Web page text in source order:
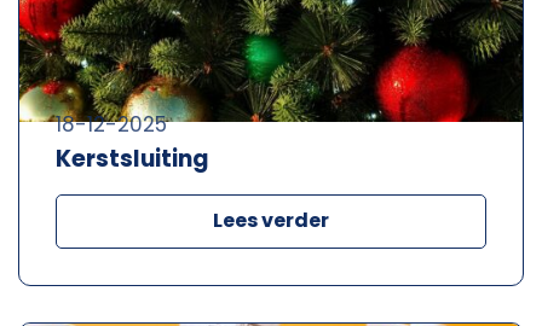
Kerstsluiting
18-12-2025
Lees verder